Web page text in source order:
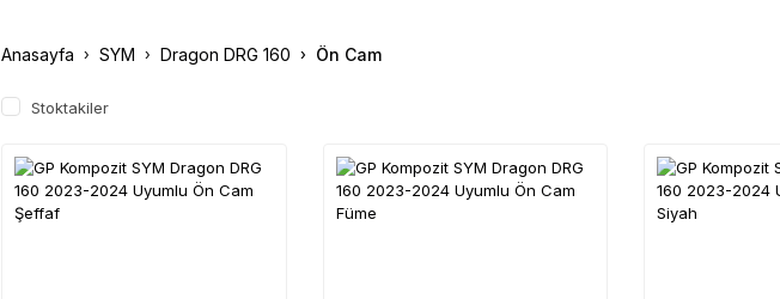
Anasayfa SYM Dragon DRG 160 Ön Cam
Stoktakiler